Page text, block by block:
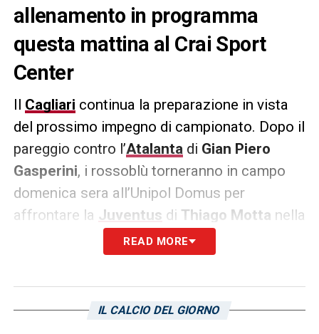
allenamento in programma
questa mattina al Crai Sport
Center
Il Cagliari continua la preparazione in vista
del prossimo impegno di campionato. Dopo il
pareggio contro l’Atalantadi Gian Piero
Gasperini, i rossoblù torneranno in campo
domenica sera all’Unipol Domus per
affrontare la Juventus di Thiago Motta nella
Serie A. Oggi la squadra di
Davide Nicolasi ritroverà al Crai Sport
allenamento in programma al mattino. Il
READ MORE
IL CALCIO DEL GIORNO